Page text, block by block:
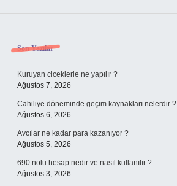
Sidebar
Son Yazılar
Kuruyan ciceklerle ne yapılır ?
Ağustos 7, 2026
Cahiliye döneminde geçim kaynakları nelerdir ?
Ağustos 6, 2026
Avcılar ne kadar para kazanıyor ?
Ağustos 5, 2026
690 nolu hesap nedir ve nasıl kullanılır ?
Ağustos 3, 2026